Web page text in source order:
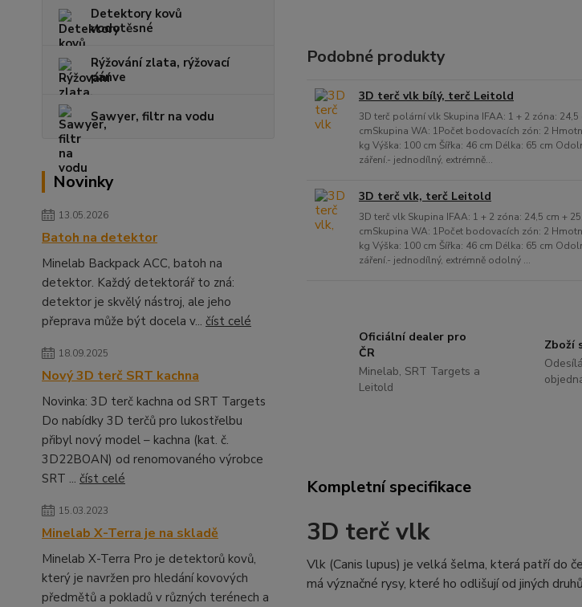
Detektory kovů
vodotěsné
Rýžování zlata, rýžovací
pánve
Sawyer, filtr na vodu
Novinky
13.05.2026
Batoh na detektor
Minelab Backpack ACC, batoh na
detektor. Každý detektorář to zná:
detektor je skvělý nástroj, ale jeho
přeprava může být docela v... číst celé
18.09.2025
Nový 3D terč SRT kachna
Novinka: 3D terč kachna od SRT Targets
Do nabídky 3D terčů pro lukostřelbu
přibyl nový model – kachna (kat. č.
3D22BOAN) od renomovaného výrobce
SRT ... číst celé
15.03.2023
Minelab X-Terra je na skladě
Minelab X-Terra Pro je detektorů kovů,
který je navržen pro hledání kovových
předmětů a pokladů v různých terénech a
Podobné produkty
3D terč vlk bílý, terč Leitold
3D terč polární vlk Skupina IFAA: 1 + 2 zóna: 24,5
cmSkupina WA: 1Počet bodovacích zón: 2
kg Výška: 100 cm Šířka: 46 cm Délka: 65 cm
záření.- jednodílný, extrémně...
3D terč vlk, terč Leitold
3D terč vlk Skupina IFAA: 1 + 2 zóna: 24,5 cm +
cmSkupina WA: 1Počet bodovacích zón: 2
kg Výška: 100 cm Šířka: 46 cm Délka: 65 cm
záření.- jednodílný, extrémně odolný ...
Oficiální dealer pro
ČR
Minelab, SRT Targets a
Leitold
Zboží
Kompletní specifikace
3D terč vlk
Vlk (Canis lupus) je velká šelma, která patří do
má význačné rysy, které ho odlišují od jiných